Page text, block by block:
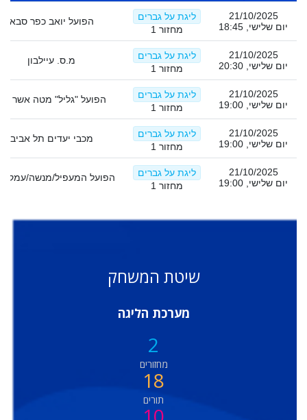
הפועל יואב כפר סבא
ליגת על גברים
מחזור 1
21/10/2025
יום שלישי, 18:45
מ.ס. עיילבון
ליגת על גברים
מחזור 1
21/10/2025
יום שלישי, 20:30
הפועל "גליל" מטה אשר
ליגת על גברים
מחזור 1
21/10/2025
יום שלישי, 19:00
מכבי יעדים תל אביב
ליגת על גברים
מחזור 1
21/10/2025
יום שלישי, 19:00
הפועל המעפיל/מנשה/עמק-
ליגת על גברים
מחזור 1
21/10/2025
יום שלישי, 19:00
שיטת המשחק
מערכת הליגה
2
מחזורים
18
תורים